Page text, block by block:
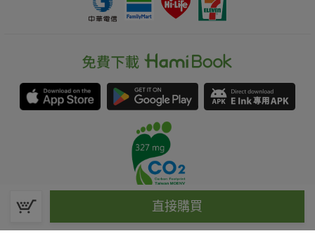
直接購買
春水堂科技娛樂股份有限公司(統一編號：70476915)